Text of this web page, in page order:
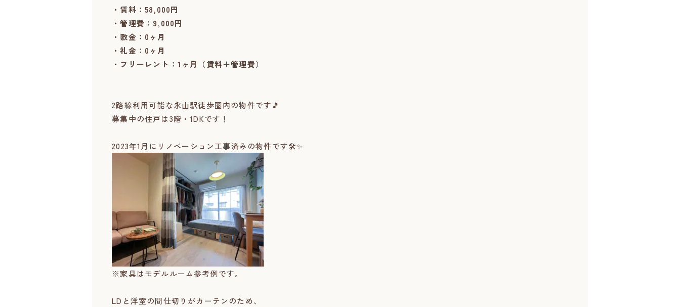
・賃料：58,000円
・管理費：9,000円
・敷金：0ヶ月
・礼金：0ヶ月
・フリーレント：1ヶ月（賃料＋管理費）
2路線利用可能な永山駅徒歩圏内の物件です🎵
募集中の住戸は3階・1DKです！
2023年1月にリノベーション工事済みの物件です🛠️✨
※家具はモデルルーム参考例です。
LDと洋室の間仕切りがカーテンのため、